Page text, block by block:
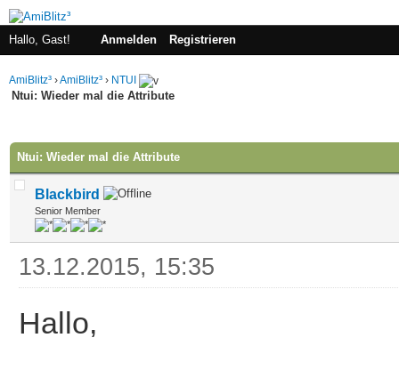
Hallo, Gast! Anmelden Registrieren
AmiBlitz³ ›AmiBlitz³ › NTUI
Ntui: Wieder mal die Attribute
Ntui: Wieder mal die Attribute
Blackbird
Senior Member
13.12.2015, 15:35
Hallo,